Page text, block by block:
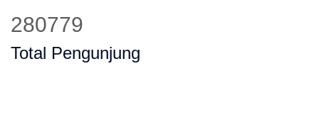
355581
Total Pengunjung